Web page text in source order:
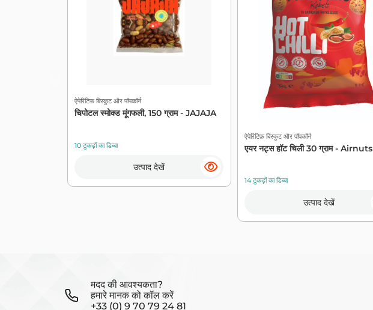
ऐपेरिटिफ़ बिस्कुट और पॉपकॉर्न
चिपोटल स्मोक्ड मूंगफली, 150 ग्राम - JAJAJA
10 टुकड़ों का डिब्बा
उत्पाद देखें
ऐपेरिटिफ़ बिस्कुट और पॉपकॉर्न
एयर नट्स हॉट चिली 30 ग्राम - Airnuts
14 टुकड़ों का डिब्बा
उत्पाद देखें
मदद की आवश्यकता?
हमारे मानक को कॉल करें
+33 (0) 9 70 79 24 81